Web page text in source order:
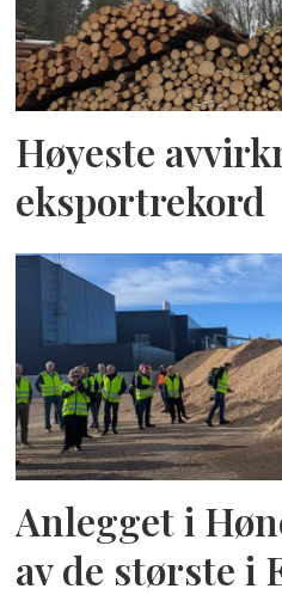
Høyeste
eksportrekord
Anlegget i
av de største i